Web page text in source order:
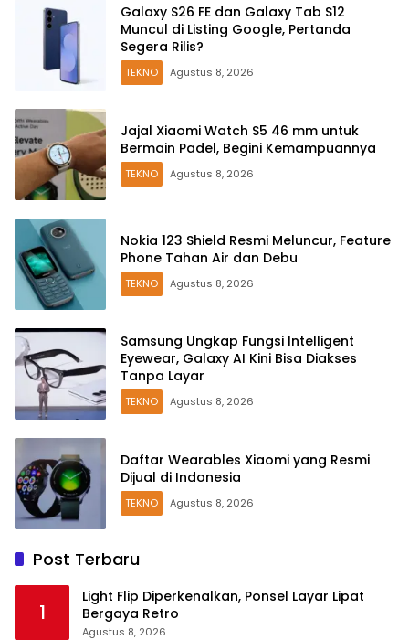
Galaxy S26 FE dan Galaxy Tab S12
Muncul di Listing Google, Pertanda
Segera Rilis?
TEKNO Agustus 8, 2026
Jajal Xiaomi Watch S5 46 mm untuk
Bermain Padel, Begini Kemampuannya
TEKNO Agustus 8, 2026
Nokia 123 Shield Resmi Meluncur, Feature
Phone Tahan Air dan Debu
TEKNO Agustus 8, 2026
Samsung Ungkap Fungsi Intelligent
Eyewear, Galaxy AI Kini Bisa Diakses
Tanpa Layar
TEKNO Agustus 8, 2026
Daftar Wearables Xiaomi yang Resmi
Dijual di Indonesia
TEKNO Agustus 8, 2026
Post Terbaru
1
Light Flip Diperkenalkan, Ponsel Layar Lipat
Bergaya Retro
Agustus 8, 2026